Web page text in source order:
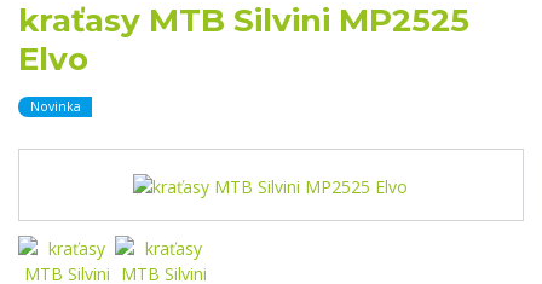
kraťasy MTB Silvini MP2525
Elvo
Novinka